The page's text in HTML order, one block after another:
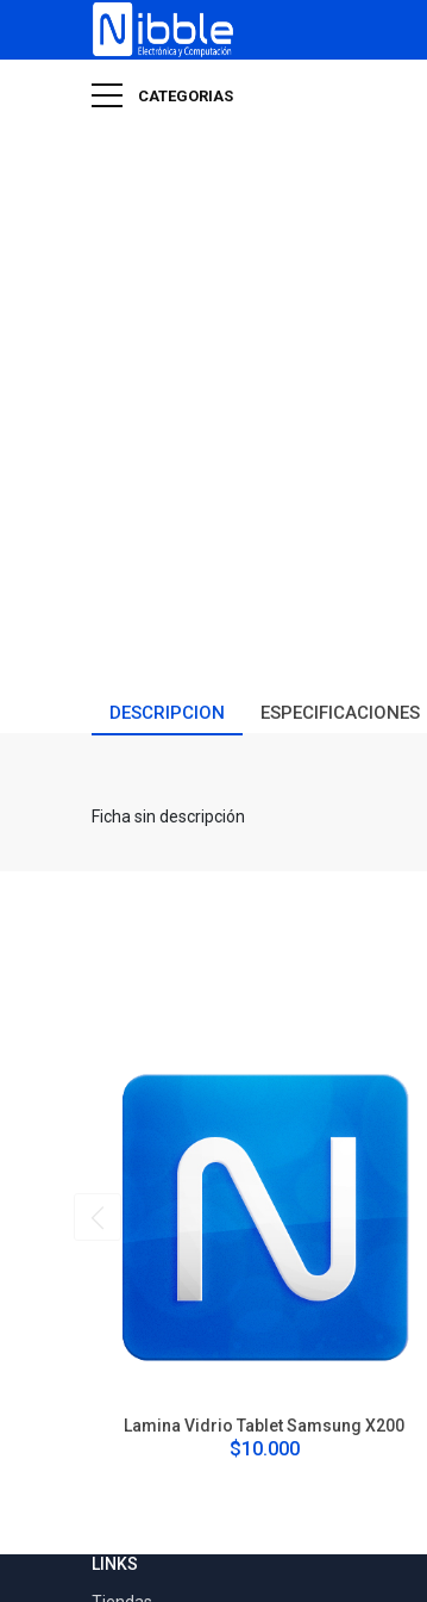
CATEGORIAS
DESCRIPCION ESPECIFICACIONES
Ficha sin descripción
Lamina Vidrio Tablet Samsung X200
$10.000
LINKS